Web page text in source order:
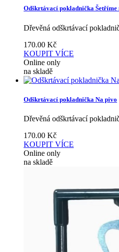
Odškrtávací pokladnička Šetříme
Dřevěná odškrtávací
170.00 Kč
KOUPIT VÍCE
Online only
na skladě
Odškrtávací pokladnička Na pivo
Dřevěná odškrtávací
170.00 Kč
KOUPIT VÍCE
Online only
na skladě